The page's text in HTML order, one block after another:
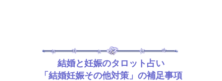
結婚と妊娠のタロット占い
「結婚妊娠その他対策」の補足事項